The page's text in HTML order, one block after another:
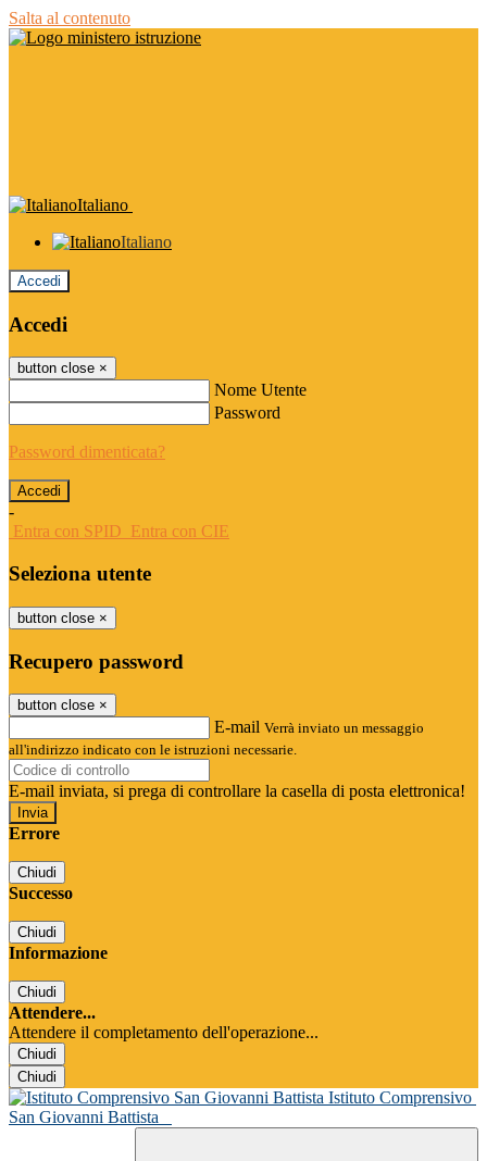
Salta al contenuto
Italiano
Italiano
Accedi
Accedi
button close ×
Nome Utente
Password
Password dimenticata?
-
Entra con SPID Entra con CIE
Seleziona utente
button close ×
Recupero password
button close ×
E-mail Verrà inviato un messaggio
all'indirizzo indicato con le istruzioni necessarie.
E-mail inviata, si prega di controllare la casella di posta elettronica!
Errore
Chiudi
Successo
Chiudi
Informazione
Chiudi
Attendere...
Attendere il completamento dell'operazione...
Chiudi
Chiudi
Istituto Comprensivo
San Giovanni Battista